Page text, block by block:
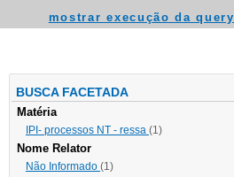
mostrar execução da query
BUSCA FACETADA
Matéria
IPI- processos NT - ressa (1)
Nome Relator
Não Informado (1)